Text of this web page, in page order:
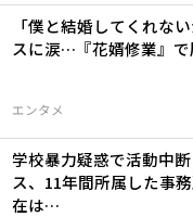
エンタメ
「僕と結婚してくれな
スに涙…『花婿修業』
学校暴力疑惑で活動中
ス、11年間所属した事
在は…